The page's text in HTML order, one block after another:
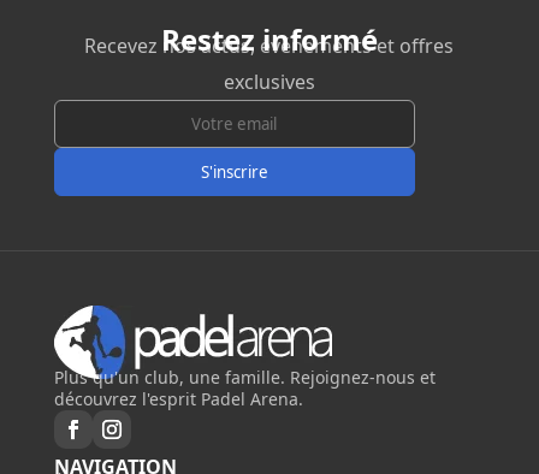
Restez informé
Recevez nos actus, événements et offres
exclusives
Plus qu'un club, une famille. Rejoignez-nous et
découvrez l'esprit Padel Arena.
NAVIGATION